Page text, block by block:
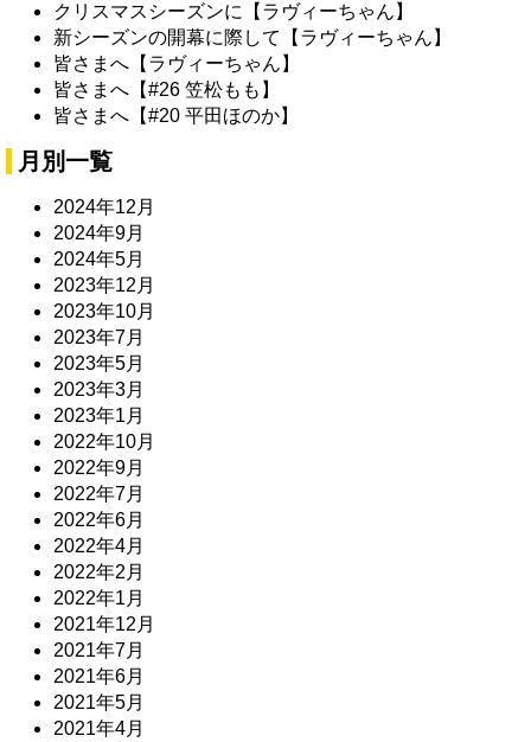
クリスマスシーズンに【ラヴィーちゃん】
新シーズンの開幕に際して【ラヴィーちゃん】
皆さまへ【ラヴィーちゃん】
皆さまへ【#26 笠松もも】
皆さまへ【#20 平田ほのか】
月別一覧
2024年12月
2024年9月
2024年5月
2023年12月
2023年10月
2023年7月
2023年5月
2023年3月
2023年1月
2022年10月
2022年9月
2022年7月
2022年6月
2022年4月
2022年2月
2022年1月
2021年12月
2021年7月
2021年6月
2021年5月
2021年4月